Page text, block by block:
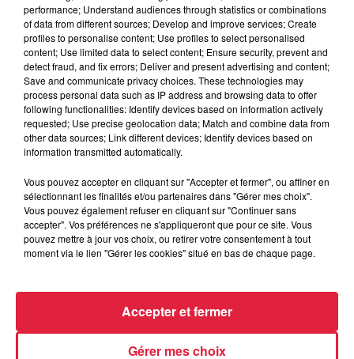
6 août 2026
À Hoerdt, de l’eau brune sort des
robinets
6 août 2026
Tags antisémites à Strasbourg :
Catherine Trautmann réagit
À découvrir également
performance; Understand audiences through statistics or combinations
of data from different sources; Develop and improve services; Create
profiles to personalise content; Use profiles to select personalised
content; Use limited data to select content; Ensure security, prevent and
detect fraud, and fix errors; Deliver and present advertising and content;
Save and communicate privacy choices. These technologies may
process personal data such as IP address and browsing data to offer
following functionalities: Identify devices based on information actively
requested; Use precise geolocation data; Match and combine data from
other data sources; Link different devices; Identify devices based on
information transmitted automatically.
Vous pouvez accepter en cliquant sur "Accepter et fermer", ou affiner en
sélectionnant les finalités et/ou partenaires dans "Gérer mes choix".
Vous pouvez également refuser en cliquant sur "Continuer sans
accepter". Vos préférences ne s'appliqueront que pour ce site. Vous
pouvez mettre à jour vos choix, ou retirer votre consentement à tout
moment via le lien "Gérer les cookies" situé en bas de chaque page.
Gérer mes choix
Accepter et fermer